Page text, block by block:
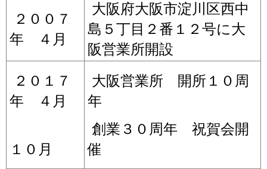
２００７
年 ４月
大阪府大阪市淀川区西中
島５丁目２番１２号に大
阪営業所開設
２０１７
年 ４月
１０月
大阪営業所 開所１０周
年
創業３０周年 祝賀会開
催